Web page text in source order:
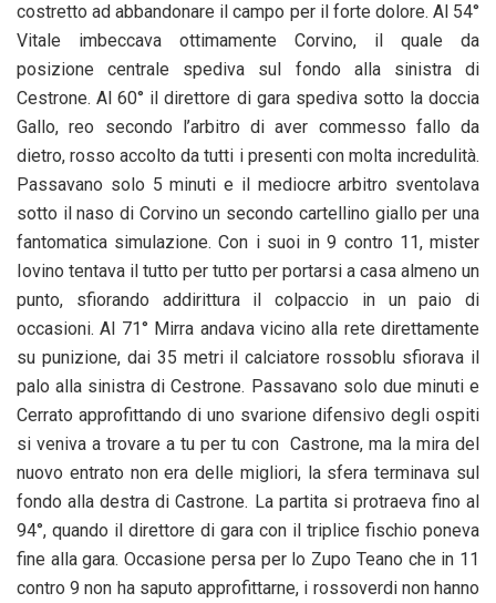
costretto ad abbandonare il campo per il forte dolore. Al 54°
Vitale imbeccava ottimamente Corvino, il quale da
posizione centrale spediva sul fondo alla sinistra di
Cestrone. Al 60° il direttore di gara spediva sotto la doccia
Gallo, reo secondo l’arbitro di aver commesso fallo da
dietro, rosso accolto da tutti i presenti con molta incredulità.
Passavano solo 5 minuti e il mediocre arbitro sventolava
sotto il naso di Corvino un secondo cartellino giallo per una
fantomatica simulazione. Con i suoi in 9 contro 11, mister
Iovino tentava il tutto per tutto per portarsi a casa almeno un
punto, sfiorando addirittura il colpaccio in un paio di
occasioni. Al 71° Mirra andava vicino alla rete direttamente
su punizione, dai 35 metri il calciatore rossoblu sfiorava il
palo alla sinistra di Cestrone. Passavano solo due minuti e
Cerrato approfittando di uno svarione difensivo degli ospiti
si veniva a trovare a tu per tu con Castrone, ma la mira del
nuovo entrato non era delle migliori, la sfera terminava sul
fondo alla destra di Castrone. La partita si protraeva fino al
94°, quando il direttore di gara con il triplice fischio poneva
fine alla gara. Occasione persa per lo Zupo Teano che in 11
contro 9 non ha saputo approfittarne, i rossoverdi non hanno